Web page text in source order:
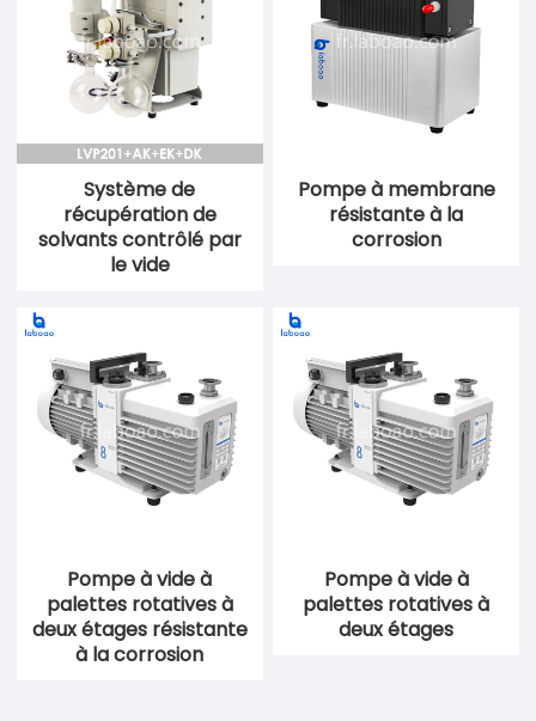
Système de
récupération de
solvants contrôlé par
le vide
Pompe à membrane
résistante à la
corrosion
Pompe à vide à
palettes rotatives à
deux étages résistante
à la corrosion
Pompe à vide à
palettes rotatives à
deux étages